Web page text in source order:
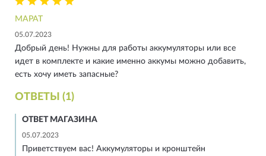
МАРАТ
05.07.2023
Добрый день! Нужны для работы аккумуляторы или все
идет в комплекте и какие именно аккумы можно добавить,
есть хочу иметь запасные?
ОТВЕТЫ (1)
ОТВЕТ МАГАЗИНА
05.07.2023
Приветствуем вас! Аккумуляторы и кронштейн